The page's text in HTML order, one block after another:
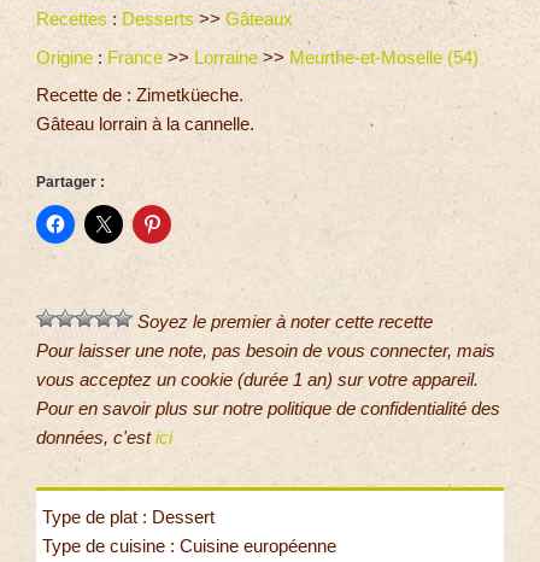
Recettes : Desserts >> Gâteaux
Origine : France >> Lorraine >> Meurthe-et-Moselle (54)
Recette de : Zimetküeche.
Gâteau lorrain à la cannelle.
Partager :
Soyez le premier à noter cette recette
Pour laisser une note, pas besoin de vous connecter, mais
vous acceptez un cookie (durée 1 an) sur votre appareil.
Pour en savoir plus sur notre politique de confidentialité des
données, c'estici
Type de plat : Dessert
Type de cuisine : Cuisine européenne